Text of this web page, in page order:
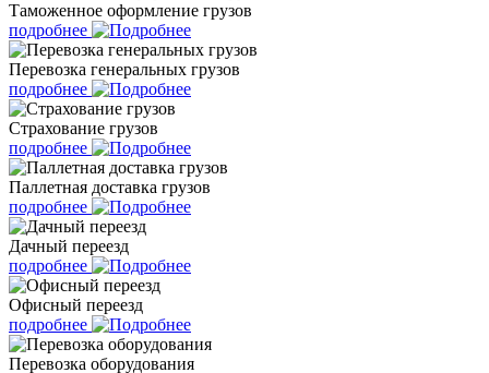
Таможенное оформление грузов
подробнее
Перевозка генеральных грузов
подробнее
Страхование грузов
подробнее
Паллетная доставка грузов
подробнее
Дачный переезд
подробнее
Офисный переезд
подробнее
Перевозка оборудования